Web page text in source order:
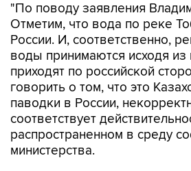
"По поводу заявления
Отметим, что вода по реке
России. И, соответственно,
воды принимаются исходя
приходят по российской
говорить о том, что это
паводки в России,
соответствует
распространенном в среду
министерства.